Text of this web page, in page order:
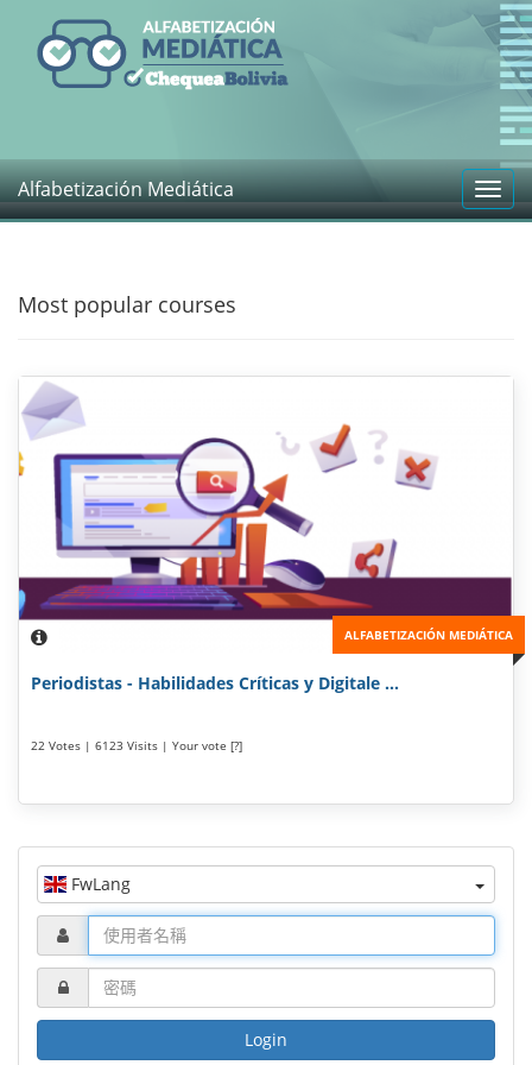
Alfabetización Mediática
Most popular courses
ALFABETIZACIÓN MEDIÁTICA
Periodistas - Habilidades Críticas y Digitale ...
22 Votes | 6123 Visits | Your vote [?]
FwLang
Login